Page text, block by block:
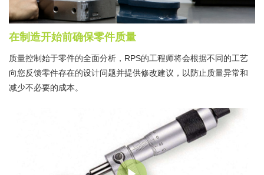
在制造开始前确保零件质量
质量控制始于零件的全面分析，RPS的工程师将会根据不同的工艺
向您反馈零件存在的设计问题并提供修改建议，以防止质量异常和
减少不必要的成本。